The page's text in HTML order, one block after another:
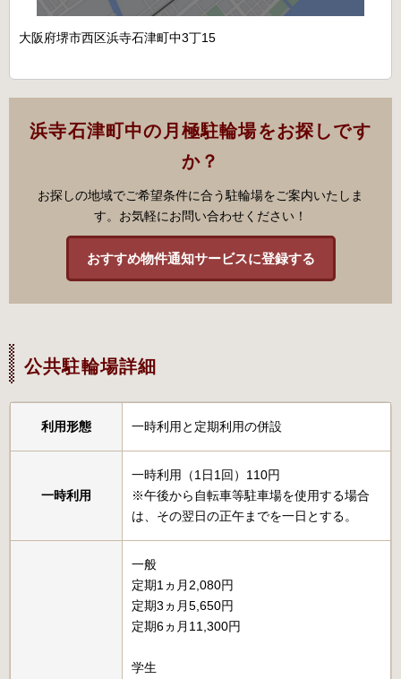
大阪府堺市西区浜寺石津町中3丁15
浜寺石津町中の月極駐輪場をお探しです
か？
お探しの地域でご希望条件に合う駐輪場をご案内いたしま
す。お気軽にお問い合わせください！
おすすめ物件通知サービスに登録する
公共駐輪場詳細
利用形態 一時利用と定期利用の併設
一時利用
一時利用（1日1回）110円
※午後から自転車等駐車場を使用する場合
は、その翌日の正午までを一日とする。
一般
定期1ヵ月2,080円
定期3ヵ月5,650円
定期6ヵ月11,300円
学生